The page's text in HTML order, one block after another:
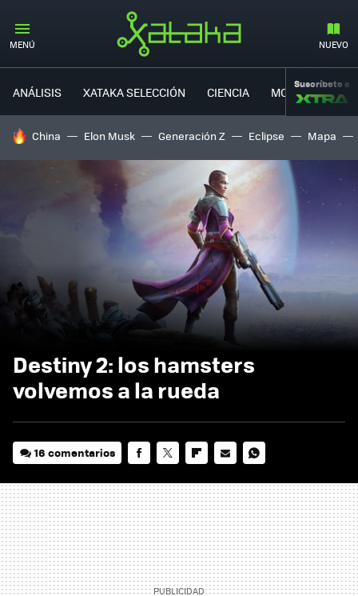
MENÚ NUEVO
ANÁLISIS XATAKA SELECCIÓN CIENCIA MOVILIDAD
Suscríbete a
HOY SE HABLA DE
China Elon Musk Generación Z Eclipse Mapa
Destiny 2: los hamsters
volvemos a la rueda
16 comentarios
MAIL